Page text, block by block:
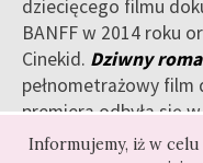
Informujemy, iż w
dziecięcego filmu
BANFF w 2014 roku
Cinekid. Dziwny
pełnometrażowy film
premiera odbyła się
festiwalu w